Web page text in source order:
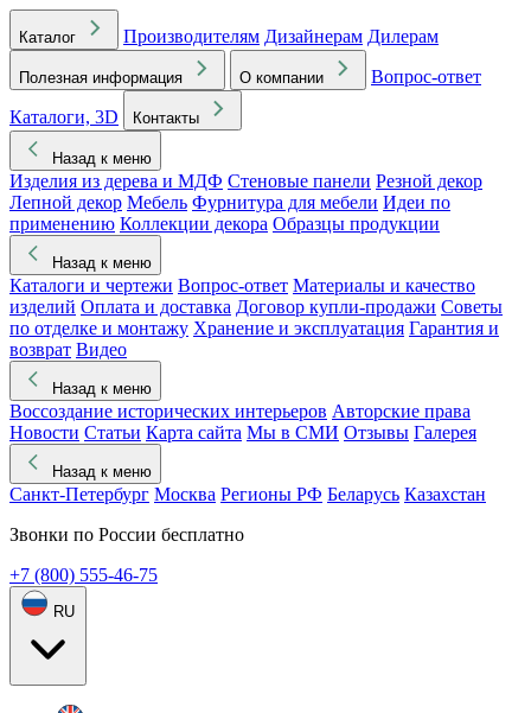
Каталог Производителям Дизайнерам Дилерам
Полезная информация О компании
Вопрос-ответ
Каталоги, 3D
Контакты
Назад к меню
Изделия из дерева и МДФ Стеновые панели Резной декор
Лепной декор Мебель Фурнитура для мебели Идеи по
применению Коллекции декора Образцы продукции
Назад к меню
Каталоги и чертежи Вопрос-ответ Материалы и качество
изделий Оплата и доставка Договор купли-продажи Советы
по отделке и монтажу Хранение и эксплуатация Гарантия и
возврат Видео
Назад к меню
Воссоздание исторических интерьеров Авторские права
Новости Статьи Карта сайта Мы в СМИ Отзывы Галерея
Назад к меню
Санкт-Петербург Москва Регионы РФ Беларусь Казахстан
Звонки по России бесплатно
+7 (800) 555-46-75
RU